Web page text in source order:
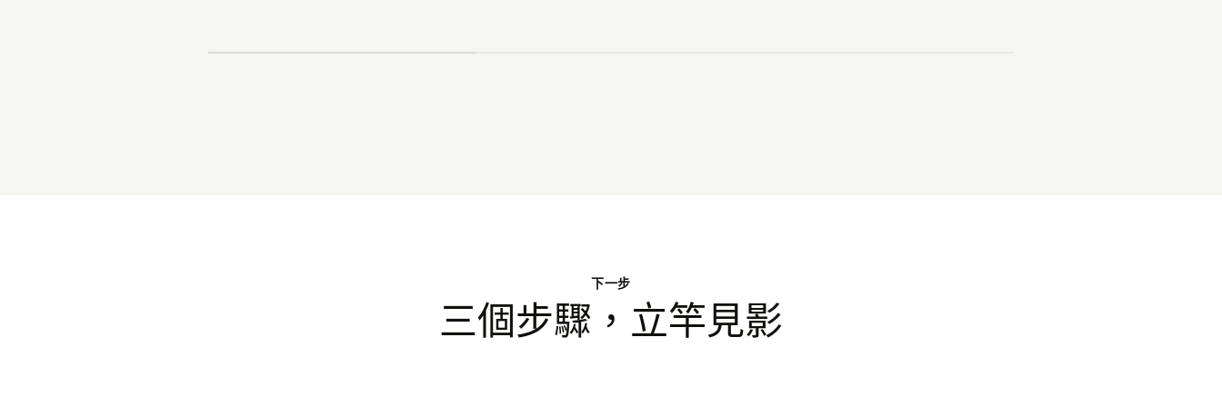
下一步
三個步驟，立竿見影